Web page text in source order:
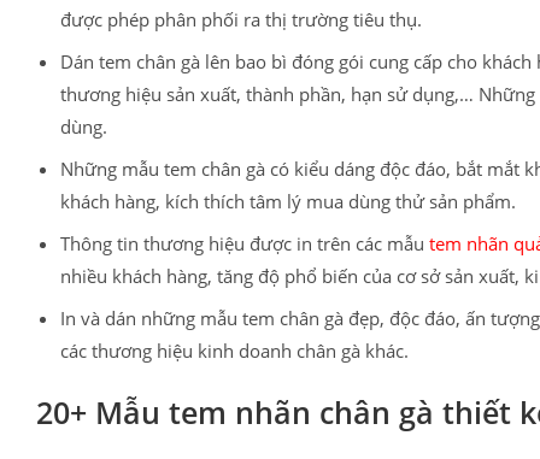
được phép phân phối ra thị trường tiêu thụ.
Dán tem chân gà lên bao bì đóng gói cung cấp cho
thương hiệu sản xuất, thành phần, hạn sử dụng,…
dùng.
Những mẫu tem chân gà có kiểu dáng độc đáo, bắt mắt
khách hàng, kích thích tâm lý mua dùng thử sản phẩm.
Thông tin thương hiệu được in trên các mẫu tem nhãn
nhiều khách hàng, tăng độ phổ biến của cơ sở sản xuất,
In và dán những mẫu tem chân gà đẹp, độc đáo, ấn
các thương hiệu kinh doanh chân gà khác.
20+ Mẫu tem nhãn chân gà thiết